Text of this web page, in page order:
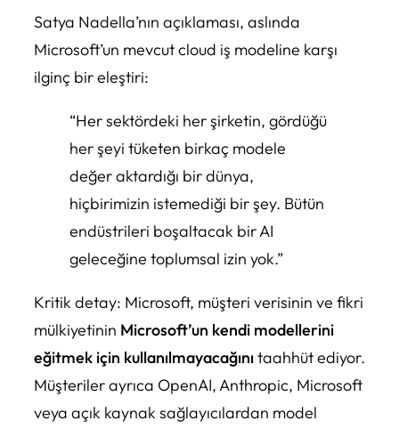
Satya Nadella’nın açıklaması, aslında
Microsoft’un mevcut cloud iş modeline karşı
ilginç bir eleştiri:
“Her sektördeki her şirketin, gördüğü
her şeyi tüketen birkaç modele
değer aktardığı bir dünya,
hiçbirimizin istemediği bir şey. Bütün
endüstrileri boşaltacak bir AI
geleceğine toplumsal izin yok.”
Kritik detay: Microsoft, müşteri verisinin ve fikri
mülkiyetinin Microsoft’un kendi modellerini
eğitmek için kullanılmayacağını taahhüt ediyor.
Müşteriler ayrıca OpenAI, Anthropic, Microsoft
veya açık kaynak sağlayıcılardan model